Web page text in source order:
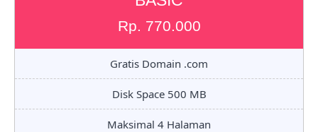
Rp. 770.000
Gratis Domain .com
Disk Space 500 MB
Maksimal 4 Halaman